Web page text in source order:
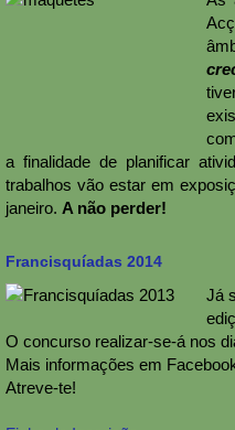
a finalidade de planificar
trabalhos vão estar em
janeiro. A não perder!
Francisquíadas 2014
Já
O concurso realizar-se-á nos
Mais informações em
Atreve-te!